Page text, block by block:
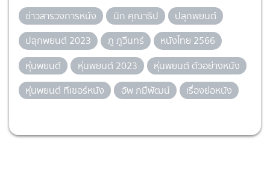
ข่าวสารวงการหนัง นิก คุณาธิป
ปลุกพยนต์
ปลุกพยนต์ 2023
ภู ภูวืนทร์
หนังไทย 2566
หุ่นพยนต์
หุ่นพยนต์ 2023
หุ่นพยนต์ ตัวอย่างหนัง
หุ่นพยนต์ ทีเซอร์หนัง
อัพ ภมืพัฒน์ เรื่องย่อหนัง